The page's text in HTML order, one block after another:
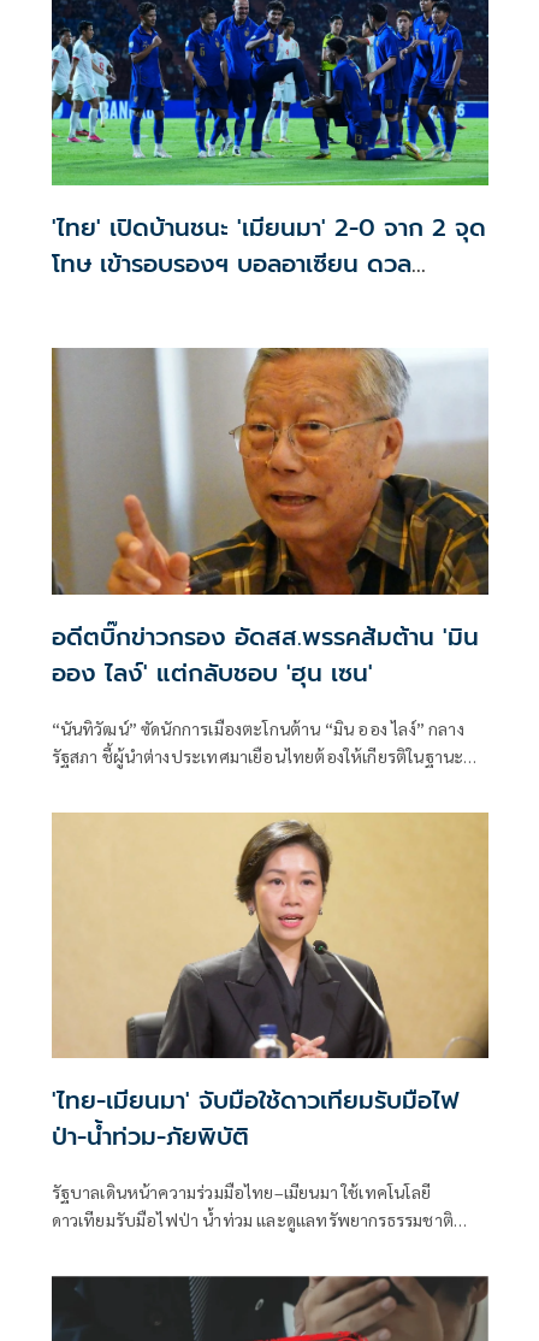
'ไทย' เปิดบ้านชนะ 'เมียนมา' 2-0 จาก 2 จุด
โทษ เข้ารอบรองฯ บอลอาเซียน ดวล
อดีตบิ๊กข่าวกรอง อัดสส.พรรคส้มต้าน 'มิน
ออง ไลง์' แต่กลับชอบ 'ฮุน เซน'
“นันทิวัฒน์” ซัดนักการเมืองตะโกนต้าน “มิน ออง ไลง์” กลาง
รัฐสภา ชี้ผู้นำต่างประเทศมาเยือนไทยต้องให้เกียรติในฐานะ
เมียนมาตามตะวันตก แต่กลับเสนอเปิดด่านเป็นเพื่อนบ้านที่ดี
'ไทย-เมียนมา' จับมือใช้ดาวเทียมรับมือไฟ
ป่า-น้ำท่วม-ภัยพิบัติ
รัฐบาลเดินหน้าความร่วมมือไทย–เมียนมา ใช้เทคโนโลยี
ดาวเทียมรับมือไฟป่า น้ำท่วม และดูแลทรัพยากรธรรมชาติ